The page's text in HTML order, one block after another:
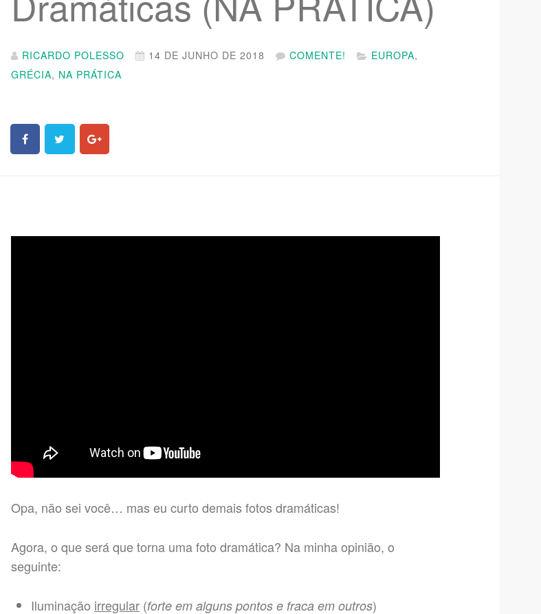
RICARDO POLESSO 14 DE JUNHO DE 2018 COMENTE! EUROPA,
GRÉCIA, NA PRÁTICA
Opa, não sei você… mas eu curto demais fotos dramáticas!
Agora, o que será que torna uma foto dramática? Na minha opinião, o
seguinte:
Iluminação irregular (forte em alguns pontos e fraca em outros)